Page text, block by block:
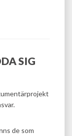
SIG
de som